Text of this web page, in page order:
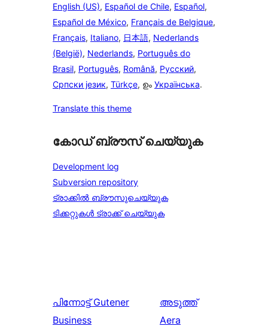
English (US), Español de Chile, Español,
Español de México, Français de Belgique,
Français, Italiano, 日本語, Nederlands
(België), Nederlands, Português do
Brasil, Português, Română, Русский,
Српски језик, Türkçe, ഉം Українська.
Translate this theme
കോഡ് ബ്രൗസ് ചെയ്യുക
Development log
Subversion repository
ട്രാക്കിൽ ബ്രൗസുചെയ്യുക
ടിക്കറ്റുകൾ ട്രാക്ക് ചെയ്യുക
പിന്നോട്ട് Gutener
Business
അടുത്ത്
Aera